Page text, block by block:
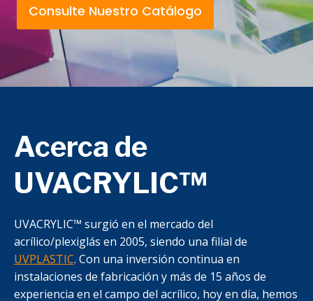
Consulte Nuestro Catálogo
Acerca de
UVACRYLIC™
UVACRYLIC™ surgió en el mercado del
acrílico/plexiglás en 2005, siendo una filial de
UVPLASTIC. Con una inversión continua en
instalaciones de fabricación y más de 15 años de
experiencia en el campo del acrílico, hoy en día, hemos